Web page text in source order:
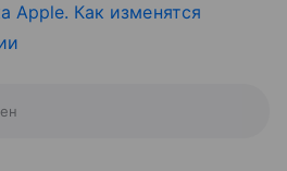
Apple. Как изменятся